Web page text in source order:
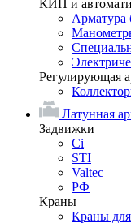
КИП и
Арматура
Регулирующая
Латунная
Задвижки
Ci
STI
Valtec
РФ
Краны
Краны